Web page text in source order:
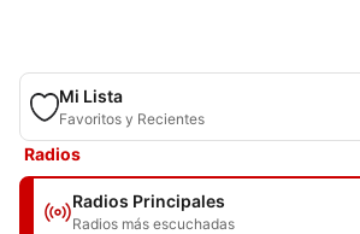
Mi Lista
Favoritos y Recientes
Radios
Radios Principales
Radios más escuchadas